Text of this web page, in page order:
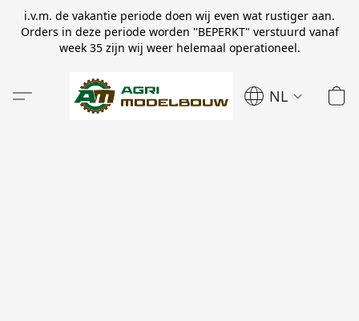
i.v.m. de vakantie periode doen wij even wat rustiger aan.
Orders in deze periode worden ''BEPERKT" verstuurd vanaf
week 35 zijn wij weer helemaal operationeel.
NL